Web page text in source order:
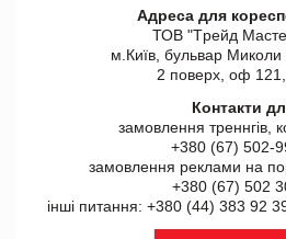
Адреса для
ТОВ "Tрейд
м.Київ, бульвар Миколи
2 поверх, оф
Контакти
замовлення треннгів,
+380 (67) 502-
замовлення реклами на
+380 (67) 502
інші питання: +380 (44) 383 92